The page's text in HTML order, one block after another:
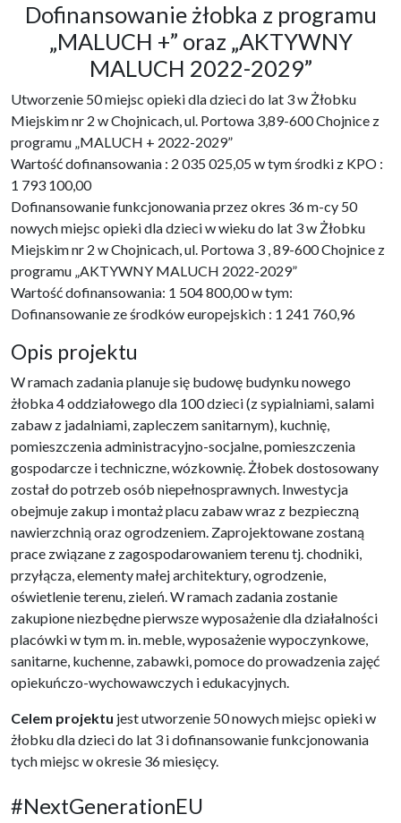
Dofinansowanie żłobka z programu
„MALUCH +” oraz „AKTYWNY
MALUCH 2022-2029”
Utworzenie 50 miejsc opieki dla dzieci do lat 3 w Żłobku
Miejskim nr 2 w Chojnicach, ul. Portowa 3,89-600 Chojnice z
programu „MALUCH + 2022-2029”
Wartość dofinansowania : 2 035 025,05 w tym środki z KPO :
1 793 100,00
Dofinansowanie funkcjonowania przez okres 36 m-cy 50
nowych miejsc opieki dla dzieci w wieku do lat 3 w Żłobku
Miejskim nr 2 w Chojnicach, ul. Portowa 3 , 89-600 Chojnice z
programu „AKTYWNY MALUCH 2022-2029”
Wartość dofinansowania: 1 504 800,00 w tym:
Dofinansowanie ze środków europejskich : 1 241 760,96
Opis projektu
W ramach zadania planuje się budowę budynku nowego
żłobka 4 oddziałowego dla 100 dzieci (z sypialniami, salami
zabaw z jadalniami, zapleczem sanitarnym), kuchnię,
pomieszczenia administracyjno-socjalne, pomieszczenia
gospodarcze i techniczne, wózkownię. Żłobek dostosowany
został do potrzeb osób niepełnosprawnych. Inwestycja
obejmuje zakup i montaż placu zabaw wraz z bezpieczną
nawierzchnią oraz ogrodzeniem. Zaprojektowane zostaną
prace związane z zagospodarowaniem terenu tj. chodniki,
przyłącza, elementy małej architektury, ogrodzenie,
oświetlenie terenu, zieleń. W ramach zadania zostanie
zakupione niezbędne pierwsze wyposażenie dla działalności
placówki w tym m. in. meble, wyposażenie wypoczynkowe,
sanitarne, kuchenne, zabawki, pomoce do prowadzenia zajęć
opiekuńczo-wychowawczych i edukacyjnych.
Celem projektu jest utworzenie 50 nowych miejsc opieki w
żłobku dla dzieci do lat 3 i dofinansowanie funkcjonowania
tych miejsc w okresie 36 miesięcy.
#NextGenerationEU